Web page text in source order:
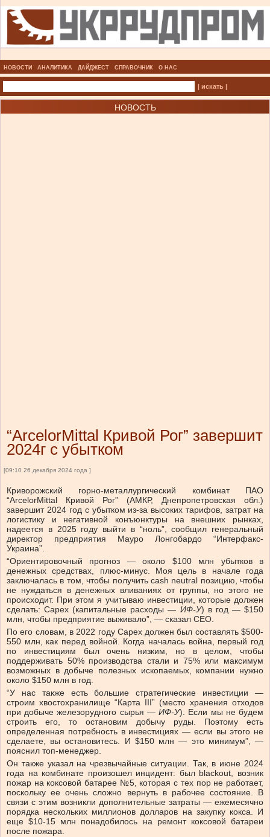
НОВОСТИ АНАЛИТИКА ДАЙДЖЕСТ СПРАВОЧНИК О НАС
| искать |
НОВОСТЬ
“ArcelorMittal Кривой Рог” завершит
2024г с убытком
[09:10 26 декабря 2024 года ]
Криворожский горно-металлургический комбинат ПАО
“ArcelorMittal Кривой Рог” (АМКР, Днепропетровская обл.)
завершит 2024 год с убытком из-за высоких тарифов, затрат на
логистику и негативной конъюнктуры на внешних рынках,
надеется в 2025 году выйти в “ноль”, сообщил генеральный
директор предприятия Мауро Лонгобардо “Интерфакс-
Украина”.
“Ориентировочный прогноз — около $100 млн убытков в
денежных средствах, плюс-минус. Моя цель в начале года
заключалась в том, чтобы получить cash neutral позицию, чтобы
не нуждаться в денежных вливаниях от группы, но этого не
происходит. При этом я учитываю инвестиции, которые должен
сделать: Capex (капитальные расходы — ИФ-У) в год — $150
млн, чтобы предприятие выживало”, — сказал СЕО.
По его словам, в 2022 году Capex должен был составлять $500-
550 млн, как перед войной. Когда началась война, первый год
по инвестициям был очень низким, но в целом, чтобы
поддерживать 50% производства стали и 75% или максимум
возможных в добыче полезных ископаемых, компании нужно
около $150 млн в год.
“У нас также есть большие стратегические инвестиции —
строим хвостохранилище “Карта III” (место хранения отходов
при добыче железорудного сырья —ИФ-У). Если мы не будем
строить его, то остановим добычу руды. Поэтому есть
определенная потребность в инвестициях — если вы этого не
сделаете, вы остановитесь. И $150 млн — это минимум”, —
пояснил топ-менеджер.
Он также указал на чрезвычайные ситуации. Так, в июне 2024
года на комбинате произошел инцидент: был blackout, возник
пожар на коксовой батарее №5, которая с тех пор не работает,
поскольку ее очень сложно вернуть в рабочее состояние. В
связи с этим возникли дополнительные затраты — ежемесячно
порядка нескольких миллионов долларов на закупку кокса. И
еще $10-15 млн понадобилось на ремонт коксовой батареи
после пожара.